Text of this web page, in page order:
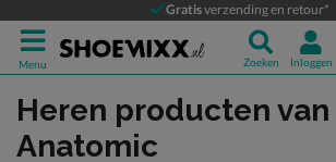
Gratisverzending en retour*
Menu Zoeken Inloggen
Heren producten van
Anatomic